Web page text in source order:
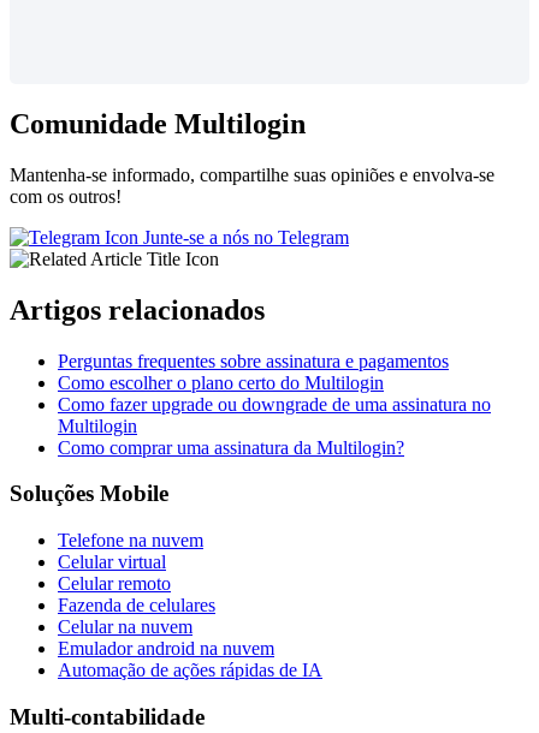
Comunidade Multilogin
Mantenha-se informado, compartilhe suas opiniões e envolva-se
com os outros!
Junte-se a nós no Telegram
Artigos relacionados
Perguntas frequentes sobre assinatura e pagamentos
Como escolher o plano certo do Multilogin
Como fazer upgrade ou downgrade de uma assinatura no
Multilogin
Como comprar uma assinatura da Multilogin?
Soluções Mobile
Telefone na nuvem
Celular virtual
Celular remoto
Fazenda de celulares
Celular na nuvem
Emulador android na nuvem
Automação de ações rápidas de IA
Multi-contabilidade